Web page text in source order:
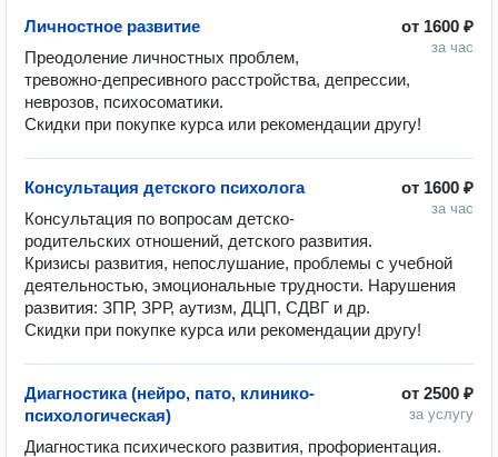
от 1600 ₽
за час
Личностное развитие
Преодоление личностных проблем,
тревожно-депресивного расстройства, депрессии,
неврозов, психосоматики.
Скидки при покупке курса или рекомендации другу!
от 1600 ₽
за час
Консультация детского психолога
Консультация по вопросам детско-
родительских отношений, детского развития.
Кризисы развития, непослушание, проблемы с учебной
деятельностью, эмоциональные трудности. Нарушения
развития: ЗПР, ЗРР, аутизм, ДЦП, СДВГ и др.
Скидки при покупке курса или рекомендации другу!
от 2500 ₽
за услугу
Диагностика (нейро, пато, клинико-
психологическая)
Диагностика психического развития, профориентация.